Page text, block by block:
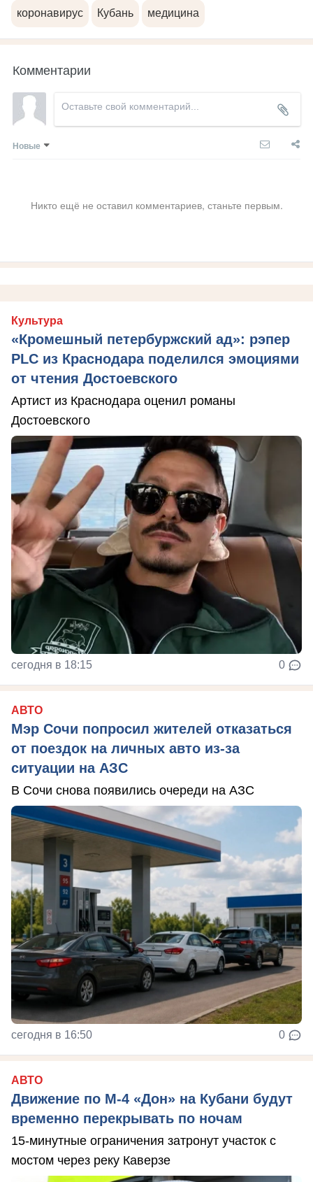
коронавирус Кубань медицина
Комментарии
Новые
Никто ещё не оставил комментариев, станьте первым.
Культура
«Кромешный петербуржский ад»: рэпер
PLC из Краснодара поделился эмоциями
от чтения Достоевского
Артист из Краснодара оценил романы
Достоевского
сегодня в 18:15 0
АВТО
Мэр Сочи попросил жителей отказаться
от поездок на личных авто из-за
ситуации на АЗС
В Сочи снова появились очереди на АЗС
сегодня в 16:50 0
АВТО
Движение по М-4 «Дон» на Кубани будут
временно перекрывать по ночам
15-минутные ограничения затронут участок с
мостом через реку Каверзе